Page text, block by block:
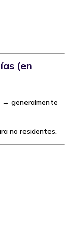
(en
→ generalmente
no residentes.